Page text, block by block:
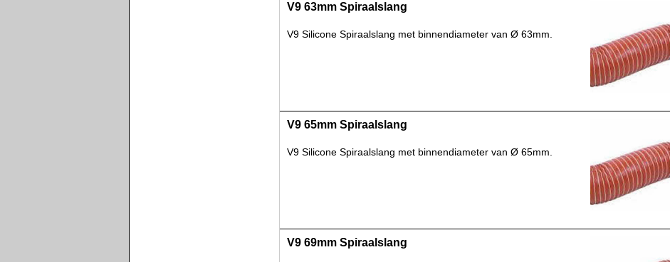
V9 63mm Spiraalslang
V9 Silicone Spiraalslang met binnendiameter van Ø 63mm.
V9 65mm Spiraalslang
V9 Silicone Spiraalslang met binnendiameter van Ø 65mm.
V9 69mm Spiraalslang